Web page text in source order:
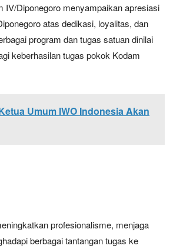
Diponegoro menyampaikan apresiasi
atas dedikasi, loyalitas, dan
program dan tugas satuan dinilai
keberhasilan tugas pokok Kodam
Umum IWO Indonesia Akan
profesionalisme, menjaga
berbagai tantangan tugas ke